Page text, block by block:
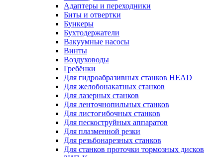
Адаптеры и переходники
Биты и отвертки
Бункеры
Бухтодержатели
Вакуумные насосы
Винты
Воздуховоды
Гребёнки
Для гидроабразивных станков HEAD
Для желобонакатных станков
Для лазерных станков
Для ленточнопильных станков
Для листогибочных станков
Для пескоструйных аппаратов
Для плазменной резки
Для резьбонарезных станков
Для станков проточки тормозных дисков